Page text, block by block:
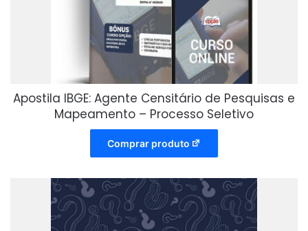
Apostila IBGE: Agente Censitário de Pesquisas e
Mapeamento – Processo Seletivo
Comprar produto